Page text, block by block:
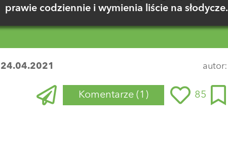
prawie codziennie i wymienia liście na słodycze.
24.04.2021 autor:
Komentarze (1) 85